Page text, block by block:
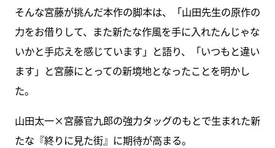
そんな宮藤が挑んだ本作の脚本は、「山田先生の原作の
力をお借りして、また新たな作風を手に入れたんじゃな
いかと手応えを感じています」と語り、「いつもと違い
ます」と宮藤にとっての新境地となったことを明かし
た。
山田太一×宮藤官九郎の強力タッグのもとで生まれた新
たな『終りに見た街』に期待が高まる。